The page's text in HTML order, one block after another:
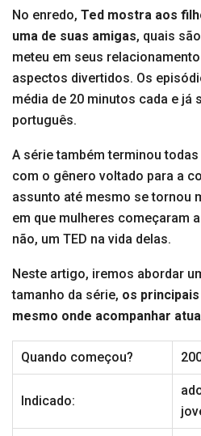
No enredo, Ted mostra aos
uma de suas amigas, quais
meteu em seus
aspectos divertidos. Os
média de 20 minutos cada e já
português.
A série também terminou
com o gênero voltado para a
assunto até mesmo se tornou
em que mulheres começaram
não, um TED na vida delas.
Neste artigo, iremos abordar
tamanho da série, os
mesmo onde acompanhar
Quando começou?
Indicado: